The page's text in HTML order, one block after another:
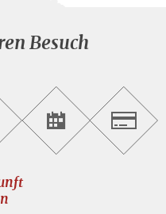
Besuch
Events<br>finden